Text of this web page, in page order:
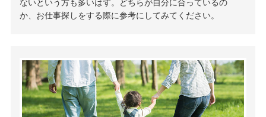
ないという方も多いはず。どちらが自分に合っているの
か、お仕事探しをする際に参考にしてみてください。